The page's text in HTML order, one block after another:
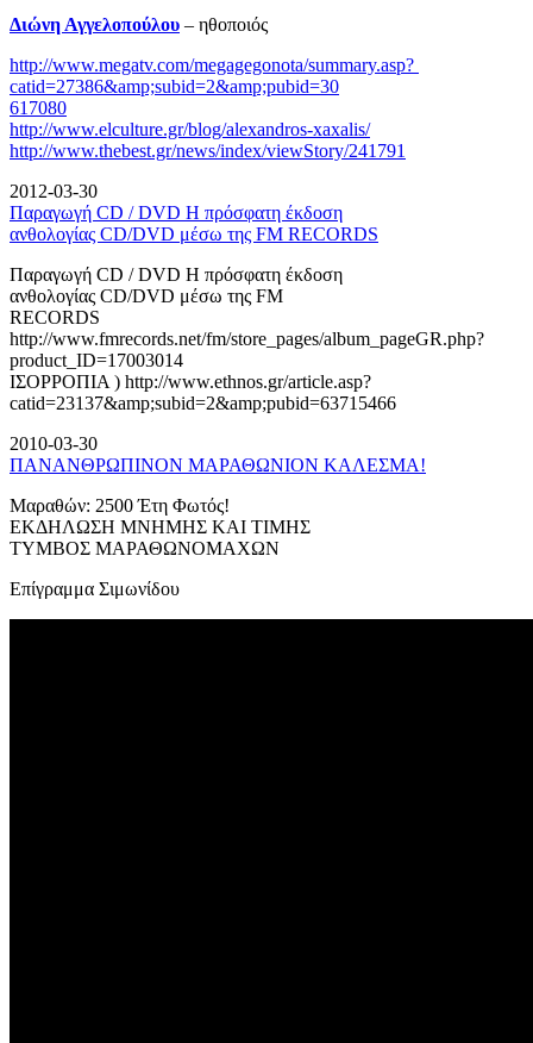
Διώνη Αγγελοπούλου – ηθοποιός
http://www.megatv.com/megagegonota/summary.asp?
catid=27386&amp;subid=2&amp;pubid=30
617080
http://www.elculture.gr/blog/alexandros-xaxalis/
http://www.thebest.gr/news/index/viewStory/241791
2012-03-30
Παραγωγή CD / DVD Η πρόσφατη έκδοση
ανθολογίας CD/DVD μέσω της FM RECORDS
Παραγωγή CD / DVD Η πρόσφατη έκδοση
ανθολογίας CD/DVD μέσω της FM
RECORDS
http://www.fmrecords.net/fm/store_pages/album_pageGR.php?
product_ID=17003014
ΙΣΟΡΡΟΠΙΑ ) http://www.ethnos.gr/article.asp?
catid=23137&amp;subid=2&amp;pubid=63715466
2010-03-30
ΠΑΝΑΝΘΡΩΠΙΝΟΝ ΜΑΡΑΘΩΝΙΟΝ ΚΑΛΕΣΜΑ!
Μαραθών: 2500 Έτη Φωτός!
ΕΚΔΗΛΩΣΗ ΜΝΗΜΗΣ ΚΑΙ ΤΙΜΗΣ
ΤΥΜΒΟΣ ΜΑΡΑΘΩΝΟΜΑΧΩΝ
Επίγραμμα Σιμωνίδου